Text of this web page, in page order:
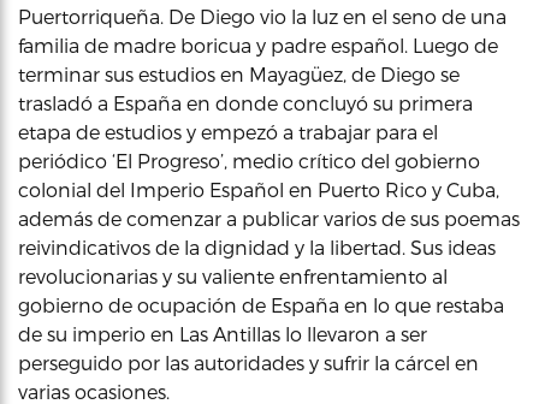
Puertorriqueña. De Diego vio la luz en el seno de una
familia de madre boricua y padre español. Luego de
terminar sus estudios en Mayagüez, de Diego se
trasladó a España en donde concluyó su primera
etapa de estudios y empezó a trabajar para el
periódico ‘El Progreso’, medio crítico del gobierno
colonial del Imperio Español en Puerto Rico y Cuba,
además de comenzar a publicar varios de sus poemas
reivindicativos de la dignidad y la libertad. Sus ideas
revolucionarias y su valiente enfrentamiento al
gobierno de ocupación de España en lo que restaba
de su imperio en Las Antillas lo llevaron a ser
perseguido por las autoridades y sufrir la cárcel en
varias ocasiones.